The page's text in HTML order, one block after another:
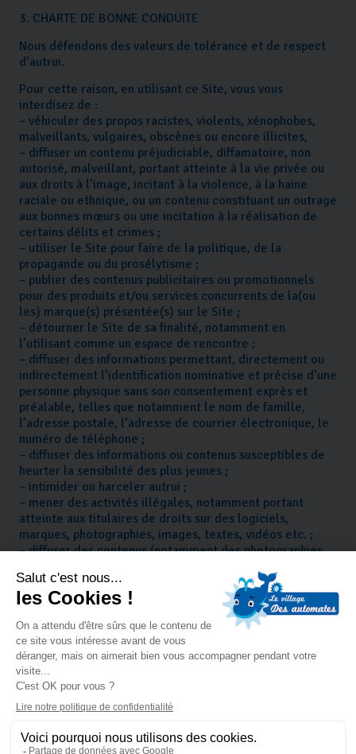
3. CHARTE DE BONNE CONDUITE
Nous défendons des valeurs de tolérance et de respect
d’autrui.
Pour cette raison, en utilisant ce Site, vous vous
interdisez de :
– véhiculer des propos racistes, violents, xénophobes,
malveillants, vulgaires, obscènes ou encore illicites,
– diffuser un contenu préjudiciable, diffamatoire, non
autorisé, malveillant, portant atteinte à la vie privée ou
aux droits à l’image, incitant à la violence, à la haine
raciale ou ethnique, ou un contenu constituant un outrage
aux bonnes mœurs ou une incitation à la réalisation de
certains délits et crimes ;
– utiliser le Site pour faire de la politique, de la
propagande ou du prosélytisme ;
– publier des contenus publicitaires ou promotionnels
pour des produits et/ou services concurrents de la(ou
les) marque(s) présentée(s) sur le Site ;
– détourner le Site de sa finalité, notamment en
l’utilisant comme un espace de rencontre ;
– diffuser des informations permettant, directement ou
indirectement l’identification nominative et précise d’une
personne physique sans son consentement exprès et
préalable, telles que notamment le nom de famille,
l’adresse postale, l’adresse de courrier électronique, le
numéro de téléphone ;
– diffuser des informations ou contenus susceptibles de
heurter la sensibilité des plus jeunes ;
– intimider ou harceler autrui ;
– mener des activités illégales, notamment portant
atteinte aux titulaires de droits sur des logiciels,
marques, photographies, images, textes, vidéos etc. ;
– diffuser des contenus (notamment des photographies
Si vous découvrez un Contenu Utilisateur faisant
l’apologie des crimes contre l’humanité, incitant à la
haine raciale et/ou à la violence ou concernant la
pornographie enfantine, vous devez Nous en informer
immédiatement à l’adresse de courrier électronique
suivante :contact@villagedesautomates.com, soit en
adressant un courrier circonstancié à l’adresse suivante :
CHE DE LA DILIGENCE 13760 SAINT-CANNAT, en
indiquant dans votre courriel/courrier la date à laquelle
URL du contenu litigieux, sa description et l’identifiant de